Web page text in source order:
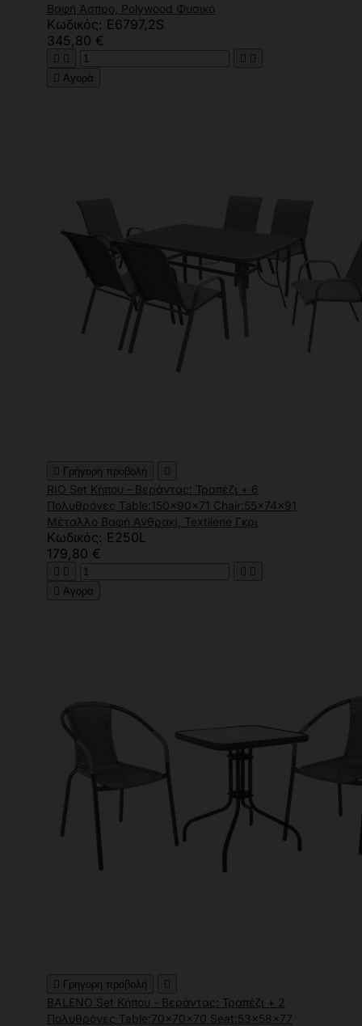
Βαφή Άσπρο, Polywood Φυσικό
Κωδικός: Ε6797,2S
345,80 €
   
 Αγορά
 Γρήγορη προβολή 
RIO Set Κήπου - Βεράντας: Τραπέζι + 6
Πολυθρόνες Table:150x90x71 Chair:55x74x91
Μέταλλο Βαφή Ανθρακί, Textilene Γκρι
Κωδικός: Ε250L
179,80 €
   
 Αγορά
 Γρήγορη προβολή 
BALENO Set Κήπου - Βεράντας: Τραπέζι + 2
Πολυθρόνες Table:70x70x70 Seat:53x58x77